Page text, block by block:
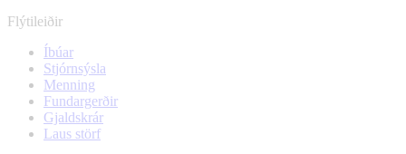
Flýtileiðir
Íbúar
Stjórnsýsla
Menning
Fundargerðir
Gjaldskrár
Laus störf